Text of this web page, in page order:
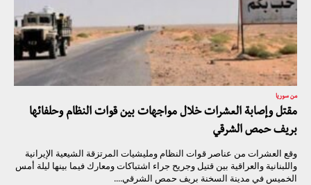
من سوريا
مقتل وإصابة العشرات خلال مواجهات بين قوات النظام وحلفائها
بريف حمص الشرقي
وقع العشرات من عناصر قوات النظام ومليشيات المرتزقة الشيعية الإيرانية
واللبنانية والعراقية بين قتيل وجريح جراء اشتباكات ومعارك فيما بينها ليلة أمس
الخميس في مدينة السخنة بريف حمص الشرقي....